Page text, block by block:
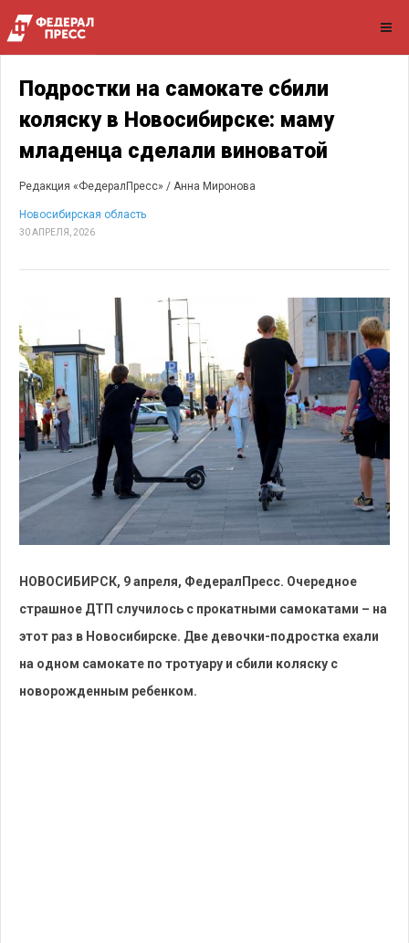
Подростки на самокате сбили
коляску в Новосибирске: маму
младенца сделали виноватой
Редакция «ФедералПресс» / Анна Миронова
Новосибирская область
30 АПРЕЛЯ, 2026
НОВОСИБИРСК, 9 апреля, ФедералПресс. Очередное
страшное ДТП случилось с прокатными самокатами – на
этот раз в Новосибирске. Две девочки-подростка ехали
на одном самокате по тротуару и сбили коляску с
новорожденным ребенком.